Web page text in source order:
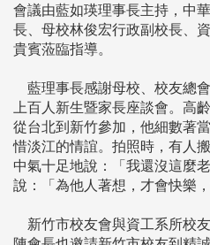
會議由藍如瑛理事長主持，中
長、母校林俊宏行政副校長、
貴賓蒞臨指導。
藍理事長感謝母校、校友總
上百人新生暨家長座談會。高
從台北到新竹參加，他細數著
惜淡江的情誼。拍照時，有人
中氣十足地說：「我還沒這麼
說：「為他人著想，才會快樂
新竹市校友會與資工系所校